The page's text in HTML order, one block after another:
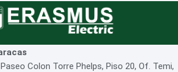
Colon Torre Phelps, Piso 20, Of. Temi,